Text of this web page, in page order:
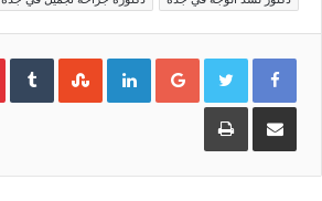
Google+
LinkedIn
مشاركة
البريد
طباعة